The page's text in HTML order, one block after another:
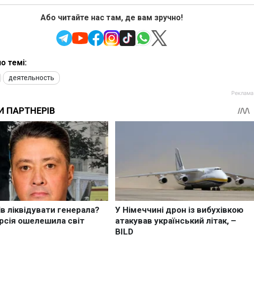
Або читайте нас там, де вам зручно!
темі:
деятельность